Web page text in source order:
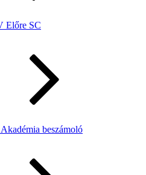
Előre SC
beszámoló